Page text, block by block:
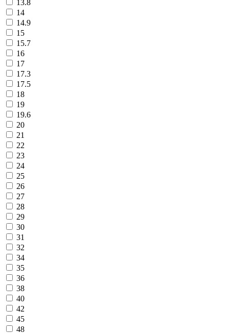
13.8
14
14.9
15
15.7
16
17
17.3
17.5
18
19
19.6
20
21
22
23
24
25
26
27
28
29
30
31
32
34
35
36
38
40
42
45
48